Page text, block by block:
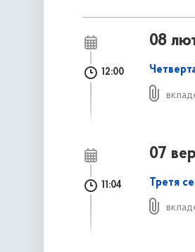
08
12:00
07
11:04 Третя